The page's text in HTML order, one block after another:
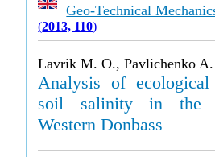
Geo-Technical
(2013, 110)
Lavrik M. O., Pavlichenko
Analysis of
soil salinity in the
Western Donbass